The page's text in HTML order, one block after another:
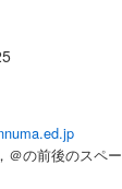
の前後のスペー